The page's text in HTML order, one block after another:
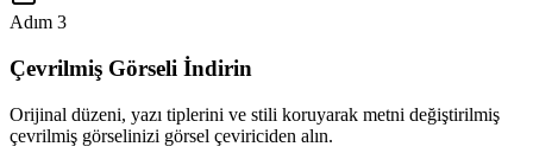
Adım 3
Çevrilmiş Görseli İndirin
Orijinal düzeni, yazı tiplerini ve stili koruyarak metni değiştirilmiş
çevrilmiş görselinizi görsel çeviriciden alın.